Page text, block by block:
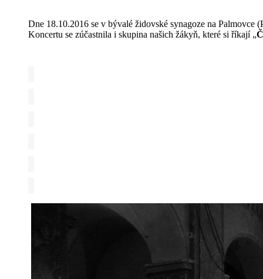
Dne 18.10.2016 se v bývalé židovské synagoze na Palmovce
Koncertu se zúčastnila i skupina našich žákyň, které si říkají „